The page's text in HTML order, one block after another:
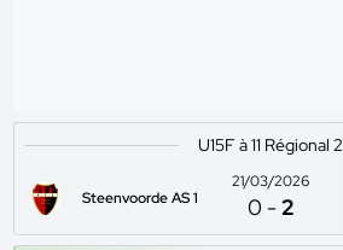
U15F à 11 Régional 2
Steenvoorde AS 1
21/03/2026
0 -2